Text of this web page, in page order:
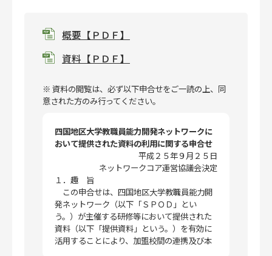
概要【ＰＤＦ】
資料【ＰＤＦ】
※ 資料の閲覧は、必ず以下申合せをご一読の上、同
意された方のみ行ってください。
四国地区大学教職員能力開発ネットワークに
おいて提供された資料の利用に関する申合せ
平成２５年９月２５日
ネットワークコア運営協議会決定
１．趣 旨
この申合せは、四国地区大学教職員能力開
発ネットワーク（以下「ＳＰＯＤ」とい
う。）が主催する研修等において提供された
資料（以下「提供資料」という。）を有効に
活用することにより、加盟校間の連携及び本